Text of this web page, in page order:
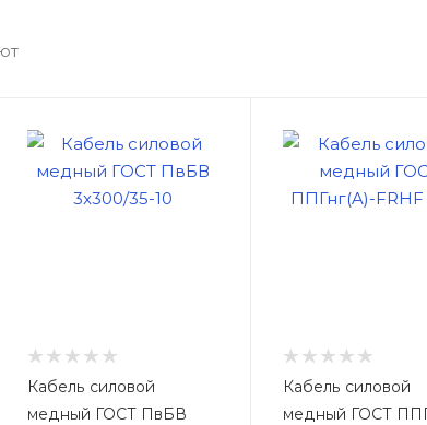
Кабель силовой
медный ГОСТ ПвБВ
Кабель силовой
медный ГОСТ